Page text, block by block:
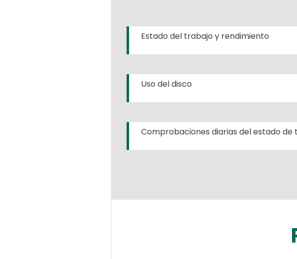
Estado del trabajo y rendimiento
Uso del disco
Comprobaciones diarias del estado de